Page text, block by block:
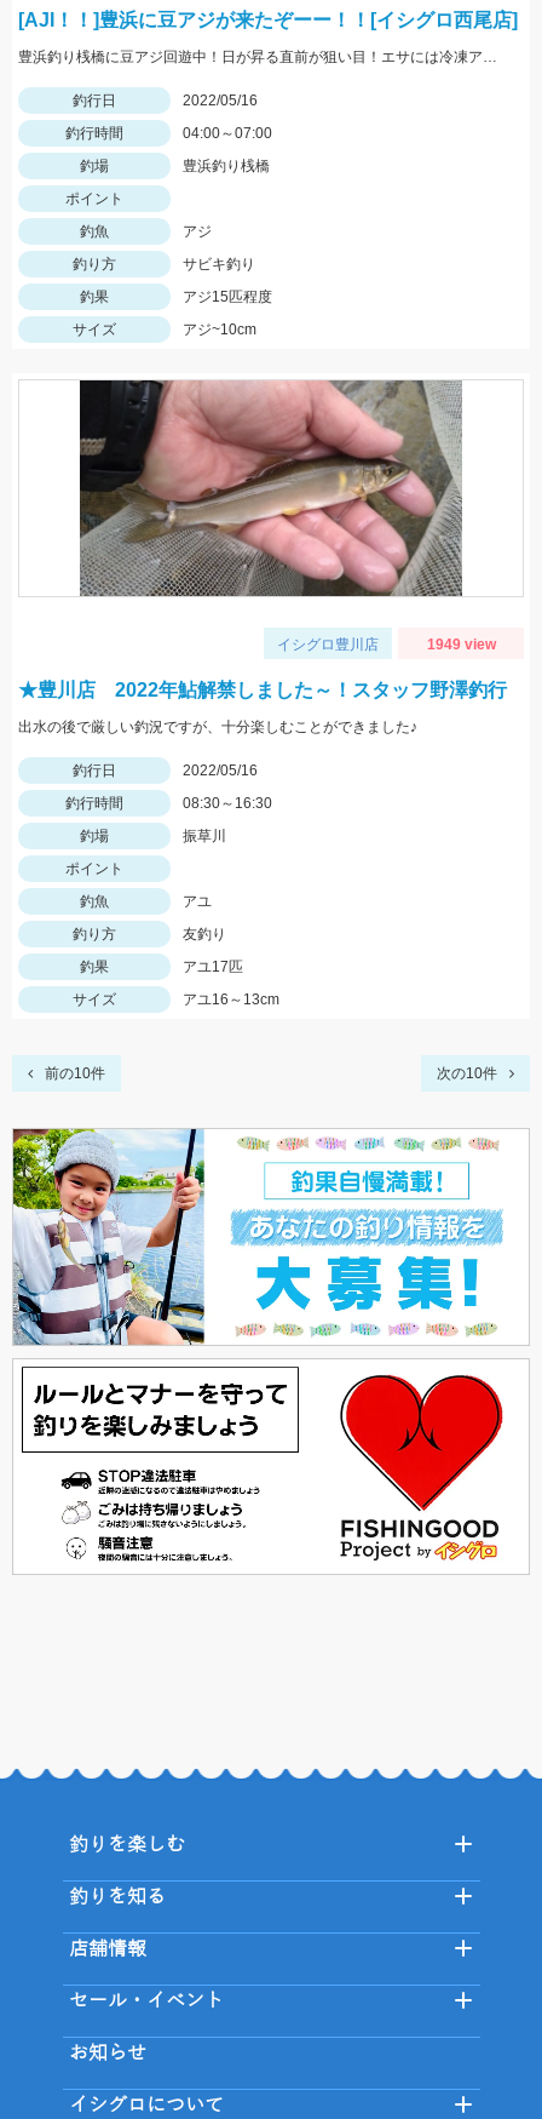
[AJI！！]豊浜に豆アジが来たぞーー！！[イシグロ西尾店]
豊浜釣り桟橋に豆アジ回遊中！日が昇る直前が狙い目！エサには冷凍アミエビ＆王道アジを使用しました！
釣行日
2022/05/16
釣行時間
04:00～07:00
釣場
豊浜釣り桟橋
ポイント
釣魚
アジ
釣り方
サビキ釣り
釣果
アジ15匹程度
サイズ
アジ~10cm
イシグロ豊川店 1949 view
★豊川店 2022年鮎解禁しました～！スタッフ野澤釣行
出水の後で厳しい釣況ですが、十分楽しむことができました♪
釣行日
2022/05/16
釣行時間
08:30～16:30
釣場
振草川
ポイント
釣魚
アユ
釣り方
友釣り
釣果
アユ17匹
サイズ
アユ16～13cm
前の10件 次の10件
釣りを楽しむ
釣りを知る
店舗情報
セール・イベント
お知らせ
イシグロについて